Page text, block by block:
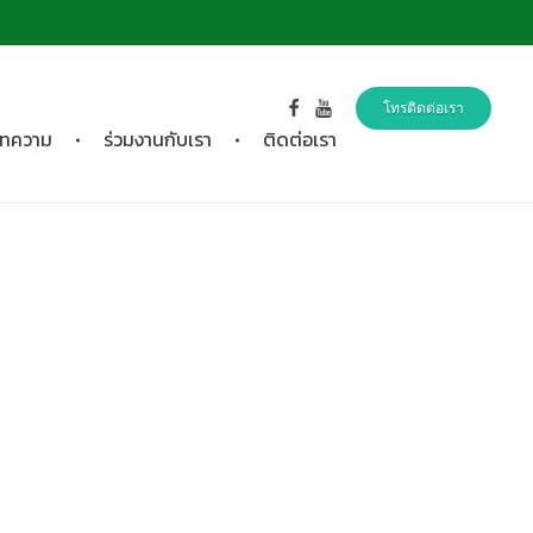
โทรติดต่อเรา
ความ ร่วมงานกับเรา ติดต่อเรา